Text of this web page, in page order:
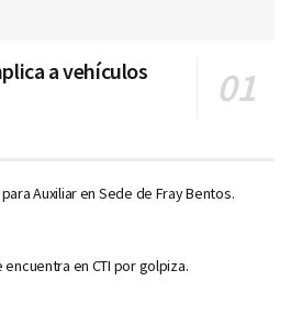
a vehículos
Auxiliar en Sede de Fray Bentos.
en CTI por golpiza.